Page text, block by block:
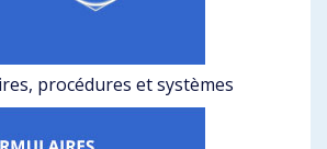
procédures et systèmes